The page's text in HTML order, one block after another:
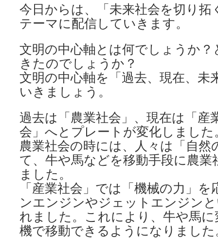
今日からは、「未来社会を切り拓
テーマに配信していきます。
文明の中心軸とは何でしょうか
きたのでしょうか？
文明の中心軸を「過去、現在、未
いきましょう。
過去は「農業社会」、現在は「産
会」へとプレートが変化しました
農業社会の時には、人々は「自然
て、牛や馬などを移動手段に農
ました。
「産業社会」では「機械の力」
ンエンジンやジェットエンジン
れました。これにより、牛や馬
機で移動できるようになりました